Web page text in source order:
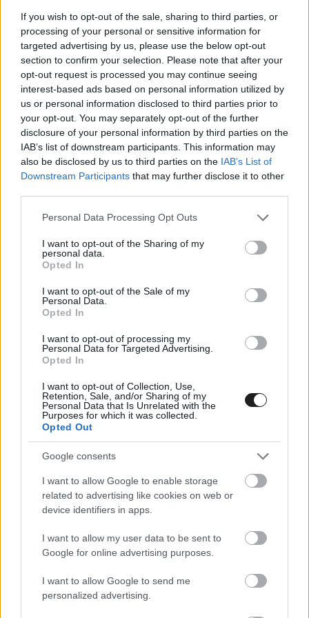
If you wish to opt-out of the sale, sharing to third parties, or
processing of your personal or sensitive information for
targeted advertising by us, please use the below opt-out
section to confirm your selection. Please note that after your
opt-out request is processed you may continue seeing
interest-based ads based on personal information utilized by
us or personal information disclosed to third parties prior to
your opt-out. You may separately opt-out of the further
disclosure of your personal information by third parties on the
IAB’s list of downstream participants. This information may
also be disclosed by us to third parties on the IAB’s List of
Downstream Participants that may further disclose it to other
Please note that this website/app uses one or more Google
not limited to your visit or usage behaviour. You may click to
grant or deny consent to Google and its third-party tags to
use your data for below specified purposes in below Google
consent section.
Personal Data Processing Opt Outs
I want to opt-out of the Sharing of my
personal data.
Opted In
I want to opt-out of the Sale of my
Personal Data.
Opted In
I want to opt-out of processing my
Personal Data for Targeted Advertising.
Opted In
I want to opt-out of Collection, Use,
Retention, Sale, and/or Sharing of my
Personal Data that Is Unrelated with the
Purposes for which it was collected.
Opted Out
Google consents
I want to allow Google to enable storage
related to advertising like cookies on web or
device identifiers in apps.
I want to allow my user data to be sent to
Google for online advertising purposes.
I want to allow Google to send me
personalized advertising.
Senna tragédiája miatt lábjegyzet lett a
halálából az F1-et rajongásig imádó
osztráknak
megjelent korábbi cikkeink: